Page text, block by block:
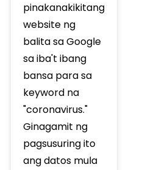
pinakanakikitang
website ng
balita sa Google
sa iba't ibang
bansa para sa
keyword na
"coronavirus."
Ginagamit ng
pagsusuring ito
ang datos mula